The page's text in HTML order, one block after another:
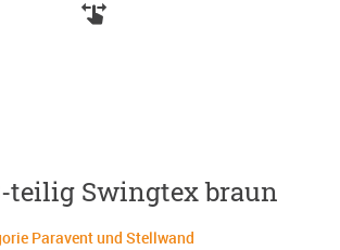
teilig Swingtex braun
Paravent und Stellwand